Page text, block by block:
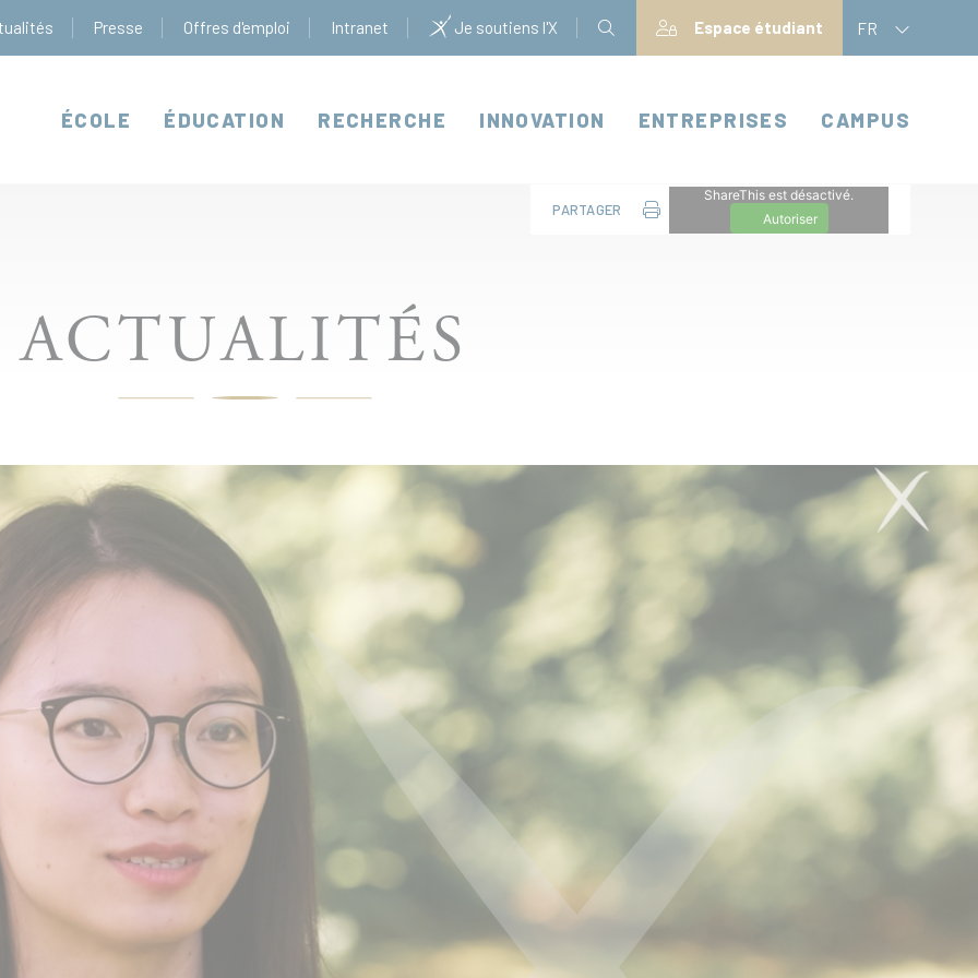
Presse Offres d'emploi Intranet Je soutiens l'X Espace étudiant FR
ÉCOLE ÉDUCATION RECHERCHE INNOVATION ENTREPRISES CAMPUS
PARTAGER
ShareThis est désactivé.
Autoriser
ACTUALITÉS